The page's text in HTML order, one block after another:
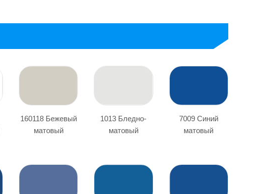
160118 Бежевый
матовый
1013 Бледно-
матовый
7009 Синий
матовый